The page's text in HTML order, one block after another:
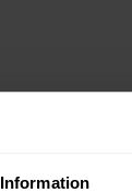
Information